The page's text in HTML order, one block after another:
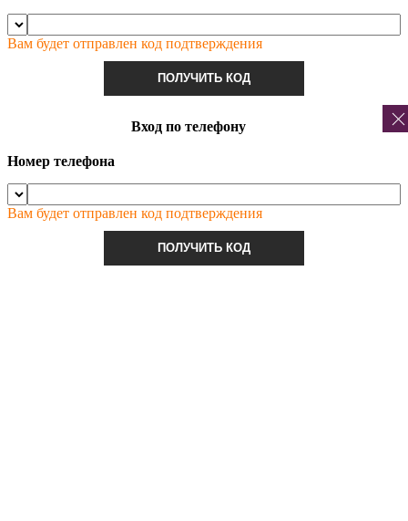
Вам будет отправлен код подтверждения
ПОЛУЧИТЬ КОД
Вход по телефону
Номер телефона
Вам будет отправлен код подтверждения
ПОЛУЧИТЬ КОД